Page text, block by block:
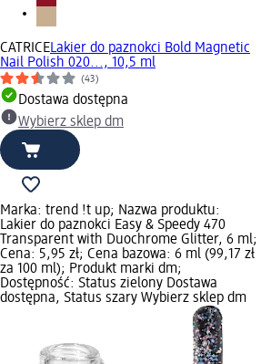
CATRICELakier do paznokci Bold Magnetic
Nail Polish 020..., 10,5 ml
(43)
Dostawa dostępna
Wybierz sklep dm
Marka: trend !t up; Nazwa produktu:
Lakier do paznokci Easy & Speedy 470
Transparent with Duochrome Glitter, 6 ml;
Cena: 5,95 zł; Cena bazowa: 6 ml (99,17 zł
za 100 ml); Produkt marki dm;
Dostępność: Status zielony Dostawa
dostępna, Status szary Wybierz sklep dm